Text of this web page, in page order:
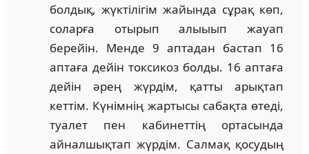
болдық, жүктілігім жайында сұрақ көп,
соларға отырып алыыып жауап
берейін. Менде 9 аптадан бастап 16
аптаға дейін токсикоз болды. 16 аптаға
дейін әрең жүрдім, қатты арықтап
кеттім. Күнімнің жартысы сабақта өтеді,
туалет пен кабинеттің ортасында
айналшықтап жүрдім. Салмақ қосудың